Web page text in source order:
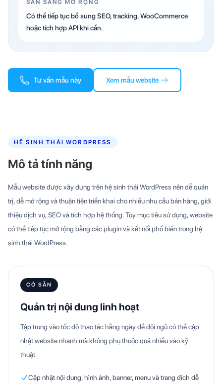
SẴN SÀNG MỞ RỘNG
Có thể tiếp tục bổ sung SEO, tracking, WooCommerce
hoặc tích hợp API khi cần.
Tư vấn mẫu này Xem mẫu website
HỆ SINH THÁI WORDPRESS
Mô tả tính năng
Mẫu website được xây dựng trên hệ sinh thái WordPress nên dễ quản
trị, dễ mở rộng và thuận tiện triển khai cho nhiều nhu cầu bán hàng, giới
thiệu dịch vụ, SEO và tích hợp hệ thống. Tùy mục tiêu sử dụng, website
có thể tiếp tục mở rộng bằng các plugin và kết nối phổ biến trong hệ
sinh thái WordPress.
CÓ SẴN
Quản trị nội dung linh hoạt
Tập trung vào tốc độ thao tác hằng ngày để đội ngũ có thể cập
nhật website nhanh mà không phụ thuộc quá nhiều vào kỹ
thuật.
Cập nhật nội dung, hình ảnh, banner, menu và trang đích dễ